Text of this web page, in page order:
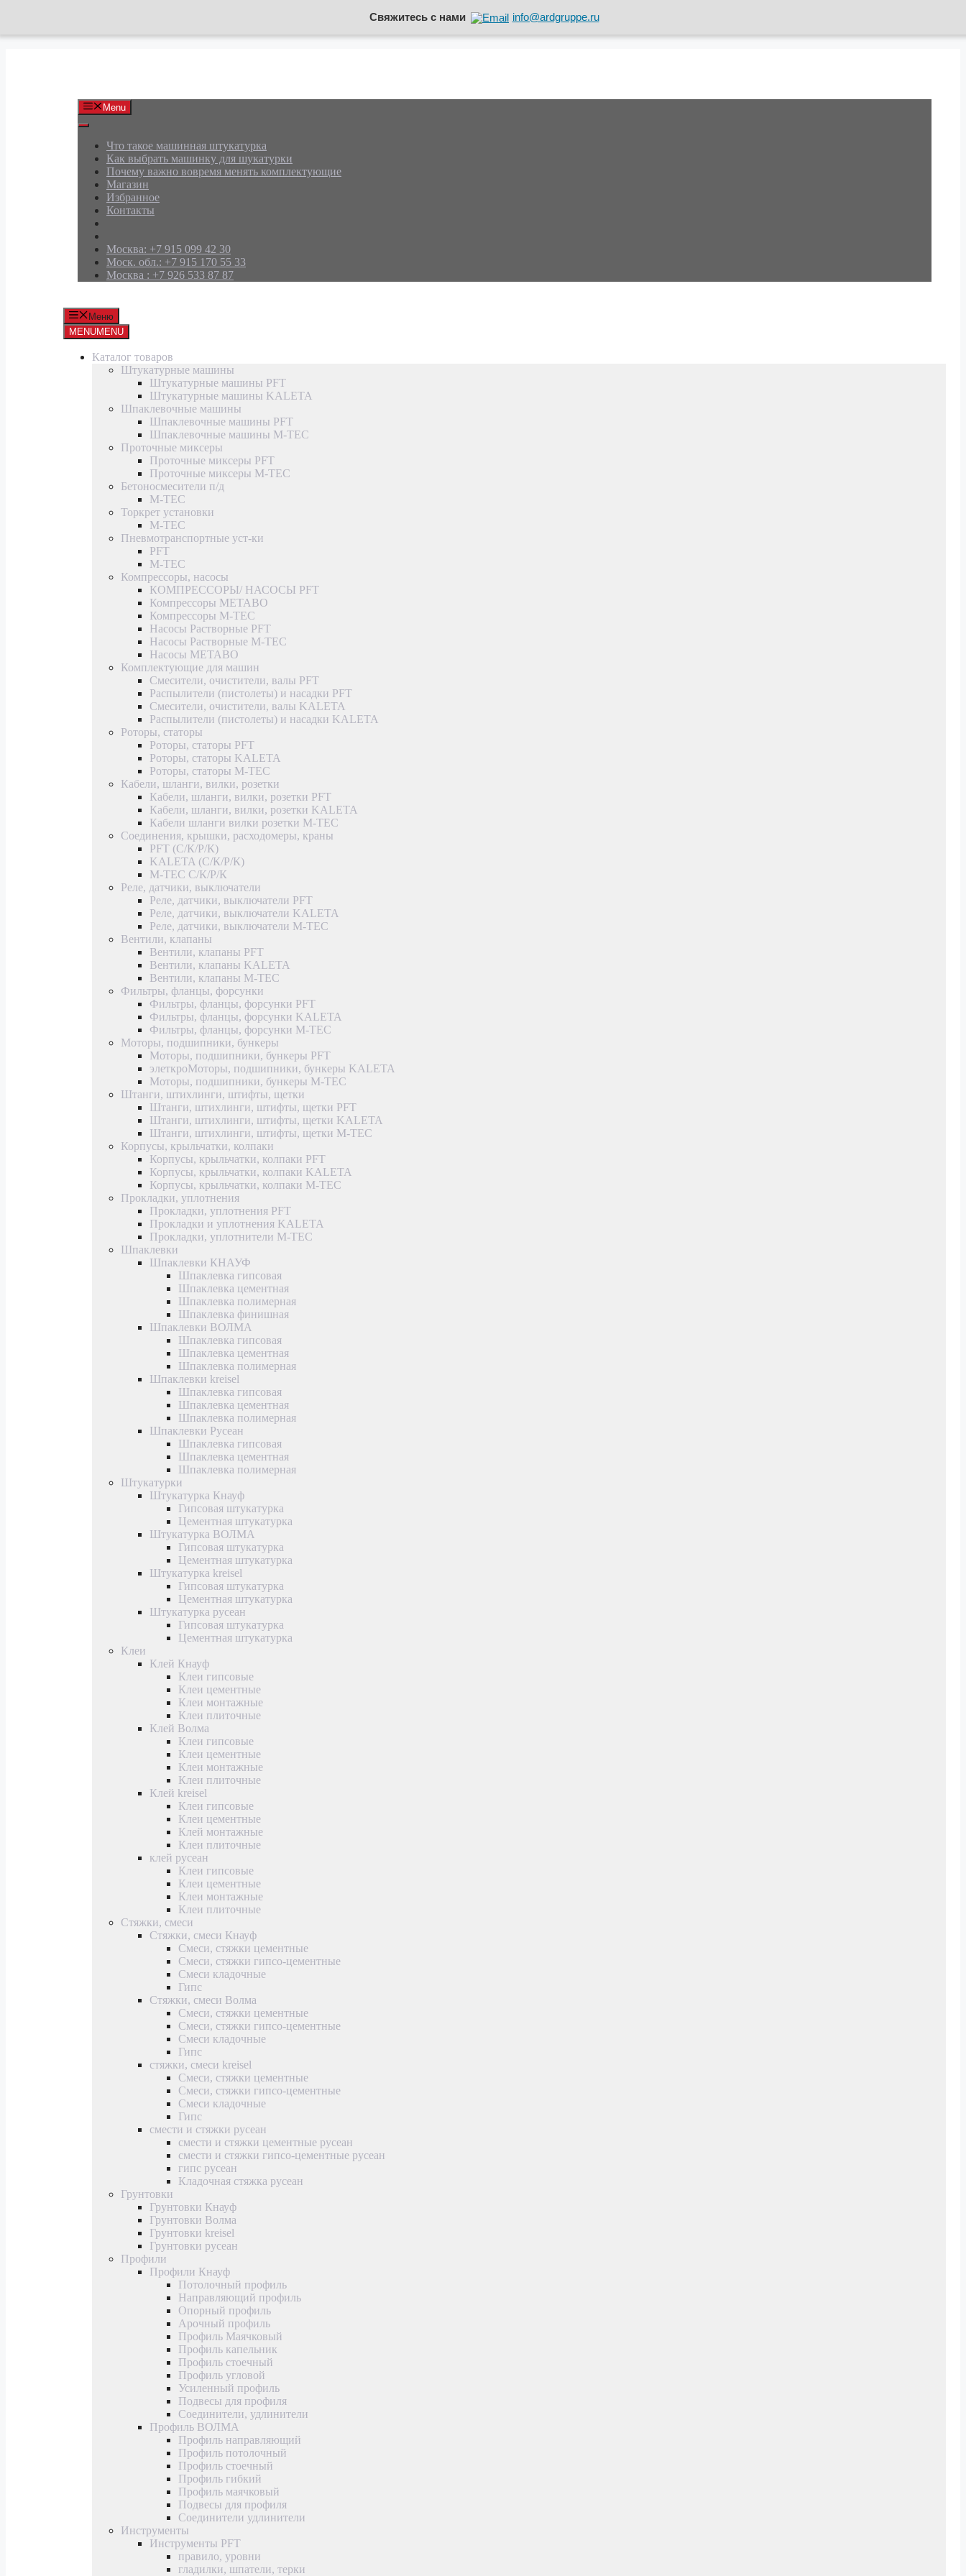
Свяжитесь с нами info@ardgruppe.ru
Menu
Что такое машинная штукатурка
Как выбрать машинку для шукатурки
Почему важно вовремя менять комплектующие
Магазин
Избранное
Контакты
Москва: +7 915 099 42 30
Моск. обл.: +7 915 170 55 33
Москва : +7 926 533 87 87
Меню
MENUMENU
Каталог товаров
Штукатурные машины
Штукатурные машины PFT
Штукатурные машины KALETA
Шпаклевочные машины
Шпаклевочные машины PFT
Шпаклевочные машины M-TEC
Проточные миксеры
Проточные миксеры PFT
Проточные миксеры M-TEC
Бетоносмесители п/д
M-TEC
Торкрет установки
M-TEC
Пневмотранспортные уст-ки
PFT
M-TEC
Компрессоры, насосы
КОМПРЕССОРЫ/ НАСОСЫ PFT
Компрессоры METABO
Компрессоры M-TEC
Насосы Растворные PFT
Насосы Растворные M-TEC
Насосы METABO
Комплектующие для машин
Смесители, очистители, валы PFT
Распылители (пистолеты) и насадки PFT
Смесители, очистители, валы KALETA
Распылители (пистолеты) и насадки KALETA
Роторы, статоры
Роторы, статоры PFT
Роторы, статоры KALETA
Роторы, статоры M-TEC
Кабели, шланги, вилки, розетки
Кабели, шланги, вилки, розетки PFT
Кабели, шланги, вилки, розетки KALETA
Кабели шланги вилки розетки M-TEC
Соединения, крышки, расходомеры, краны
PFT (С/К/Р/К)
KALETA (С/К/Р/К)
M-TEC С/К/Р/К
Реле, датчики, выключатели
Реле, датчики, выключатели PFT
Реле, датчики, выключатели KALETA
Реле, датчики, выключатели M-TEC
Вентили, клапаны
Вентили, клапаны PFT
Вентили, клапаны KALETA
Вентили, клапаны M-TEC
Фильтры, фланцы, форсунки
Фильтры, фланцы, форсунки PFT
Фильтры, фланцы, форсунки KALETA
Фильтры, фланцы, форсунки M-TEC
Моторы, подшипники, бункеры
Моторы, подшипники, бункеры PFT
элеткроМоторы, подшипники, бункеры KALETA
Моторы, подшипники, бункеры M-TEC
Штанги, штихлинги, штифты, щетки
Штанги, штихлинги, штифты, щетки PFT
Штанги, штихлинги, штифты, щетки KALETA
Штанги, штихлинги, штифты, щетки M-TEC
Корпусы, крыльчатки, колпаки
Корпусы, крыльчатки, колпаки PFT
Корпусы, крыльчатки, колпаки KALETA
Корпусы, крыльчатки, колпаки M-TEC
Прокладки, уплотнения
Прокладки, уплотнения PFT
Прокладки и уплотнения KALETA
Прокладки, уплотнители M-TEC
Шпаклевки
Шпаклевки КНАУФ
Шпаклевка гипсовая
Шпаклевка цементная
Шпаклевка полимерная
Шпаклевка финишная
Шпаклевки ВОЛМА
Шпаклевка гипсовая
Шпаклевка цементная
Шпаклевка полимерная
Шпаклевки kreisel
Шпаклевка гипсовая
Шпаклевка цементная
Шпаклевка полимерная
Шпаклевки Русеан
Шпаклевка гипсовая
Шпаклевка цементная
Шпаклевка полимерная
Штукатурки
Штукатурка Кнауф
Гипсовая штукатурка
Цементная штукатурка
Штукатурка ВОЛМА
Гипсовая штукатурка
Цементная штукатурка
Штукатурка kreisel
Гипсовая штукатурка
Цементная штукатурка
Штукатурка русеан
Гипсовая штукатурка
Цементная штукатурка
Клеи
Клей Кнауф
Клеи гипсовые
Клеи цементные
Клеи монтажные
Клеи плиточные
Клей Волма
Клеи гипсовые
Клеи цементные
Клеи монтажные
Клеи плиточные
Клей kreisel
Клеи гипсовые
Клеи цементные
Клей монтажные
Клеи плиточные
клей русеан
Клеи гипсовые
Клеи цементные
Клеи монтажные
Клеи плиточные
Стяжки, смеси
Стяжки, смеси Кнауф
Смеси, стяжки цементные
Смеси, стяжки гипсо-цементные
Смеси кладочные
Гипс
Стяжки, смеси Волма
Смеси, стяжки цементные
Смеси, стяжки гипсо-цементные
Смеси кладочные
Гипс
стяжки, смеси kreisel
Смеси, стяжки цементные
Смеси, стяжки гипсо-цементные
Смеси кладочные
Гипс
смести и стяжки русеан
смести и стяжки цементные русеан
смести и стяжки гипсо-цементные русеан
гипс русеан
Кладочная стяжка русеан
Грунтовки
Грунтовки Кнауф
Грунтовки Волма
Грунтовки kreisel
Грунтовки русеан
Профили
Профили Кнауф
Потолочный профиль
Направляющий профиль
Опорный профиль
Арочный профиль
Профиль Маячковый
Профиль капельник
Профиль стоечный
Профиль угловой
Усиленный профиль
Подвесы для профиля
Соединители, удлинители
Профиль ВОЛМА
Профиль направляющий
Профиль потолочный
Профиль стоечный
Профиль гибкий
Профиль маячковый
Подвесы для профиля
Соединители удлинители
Инструменты
Инструменты PFT
правило, уровни
гладилки, шпатели, терки